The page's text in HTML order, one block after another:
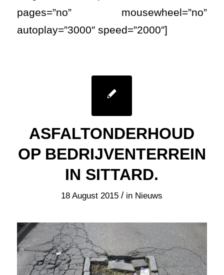
ASFALTONDERHOUD
OP BEDRIJVENTERREIN
18 August 2015 / in
U kunt bij AWS Asfaltwerken terecht